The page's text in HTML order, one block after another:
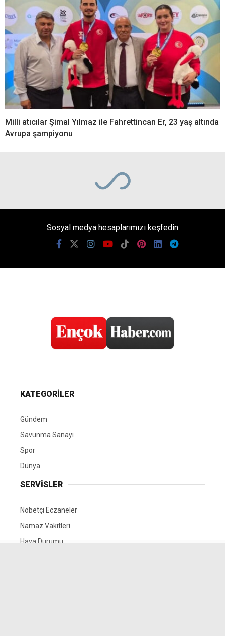
Milli atıcılar Şimal Yılmaz ile Fahrettincan Er, 23 yaş altında
Avrupa şampiyonu
Sosyal medya hesaplarımızı keşfedin
KATEGORİLER
Gündem
Savunma Sanayi
Spor
Dünya
SERVİSLER
Nöbetçi Eczaneler
Namaz Vakitleri
Hava Durumu